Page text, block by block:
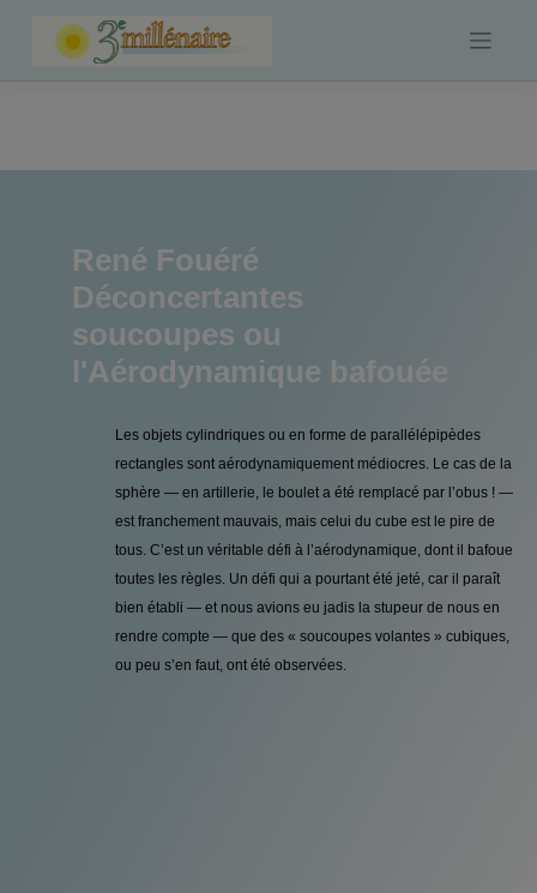
René Fouéré
Déconcertantes
soucoupes ou
l'Aérodynamique bafouée
Les objets cylindriques ou en forme de parallélépipèdes
rectangles sont aérodynamiquement médiocres. Le cas de la
sphère — en artillerie, le boulet a été remplacé par l’obus ! —
est franchement mauvais, mais celui du cube est le pire de
tous. C’est un véritable défi à l’aérodynamique, dont il bafoue
toutes les règles. Un défi qui a pourtant été jeté, car il paraît
bien établi — et nous avions eu jadis la stupeur de nous en
rendre compte — que des « soucoupes volantes » cubiques,
ou peu s’en faut, ont été observées.